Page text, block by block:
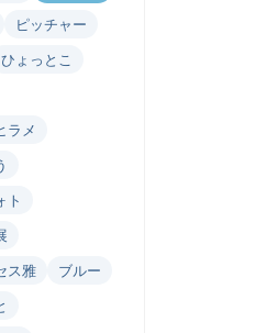
ピッチャー
ひょっとこ
ラメ
ト
ス雅
ブルー